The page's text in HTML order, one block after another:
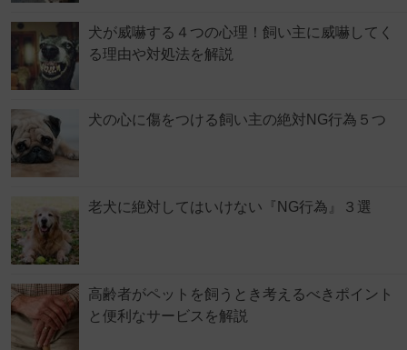
犬が威嚇する４つの心理！飼い主に威嚇してく
る理由や対処法を解説
犬の心に傷をつける飼い主の絶対NG行為５つ
老犬に絶対してはいけない『NG行為』３選
高齢者がペットを飼うとき考えるべきポイント
と便利なサービスを解説